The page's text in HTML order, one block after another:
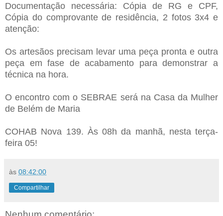
Documentação necessária: Cópia de RG e CPF,
Cópia do comprovante de residência, 2 fotos 3x4 e
atenção:
Os artesãos precisam levar uma peça pronta e outra
peça em fase de acabamento para demonstrar a
técnica na hora.
O encontro com o SEBRAE será na Casa da Mulher
de Belém de Maria
COHAB Nova 139. Às 08h da manhã, nesta terça-
feira 05!
às 08:42:00
Compartilhar